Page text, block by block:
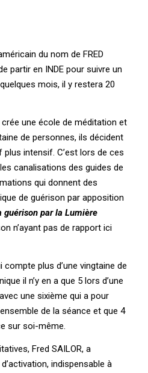
du nom de FRED
partir en INDE pour suivre un
mois, il y restera 20
une école de méditation et
de personnes, ils décident
intensif. C’est lors de ces
canalisations des guides de
qui donnent des
de guérison par apposition
guérison par la Lumière
n’ayant pas de rapport ici
compte plus d’une vingtaine de
il n’y en a que 5 lors d’une
une sixième qui a pour
de la séance et que 4
sur soi-même.
Fred SAILOR, a
indispensable à